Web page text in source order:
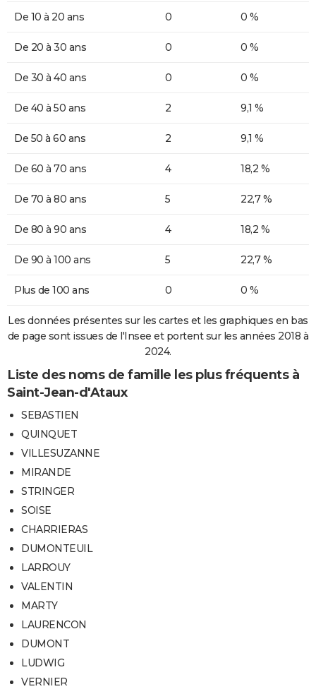
De 10 à 20 ans 0 0 %
De 20 à 30 ans 0 0 %
De 30 à 40 ans 0 0 %
De 40 à 50 ans 2 9,1 %
De 50 à 60 ans 2 9,1 %
De 60 à 70 ans 4 18,2 %
De 70 à 80 ans 5 22,7 %
De 80 à 90 ans 4 18,2 %
De 90 à 100 ans 5 22,7 %
Plus de 100 ans 0 0 %
Les données présentes sur les cartes et les graphiques en bas
de page sont issues de l'Insee et portent sur les années 2018 à
2024.
Liste des noms de famille les plus fréquents à
Saint-Jean-d'Ataux
SEBASTIEN
QUINQUET
VILLESUZANNE
MIRANDE
STRINGER
SOISE
CHARRIERAS
DUMONTEUIL
LARROUY
VALENTIN
MARTY
LAURENCON
DUMONT
LUDWIG
VERNIER